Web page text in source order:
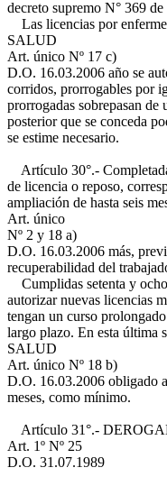
decreto supremo N° 369
Las licencias por
SALUD
Art. único Nº 17 c)
D.O. 16.03.2006 año se
corridos, prorrogables por
prorrogadas sobrepasan
posterior que se conceda
se estime necesario.
Artículo 30°.-
de licencia o reposo,
ampliación de hasta seis
Art. único
Nº 2 y 18 a)
D.O. 16.03.2006 más,
recuperabilidad del
Cumplidas setenta y
autorizar nuevas licencias
tengan un curso
largo plazo. En esta última
SALUD
Art. único Nº 18 b)
D.O. 16.03.2006 obligado
meses, como mínimo.
Artículo 31°.-
Art. 1º Nº 25
D.O. 31.07.1989